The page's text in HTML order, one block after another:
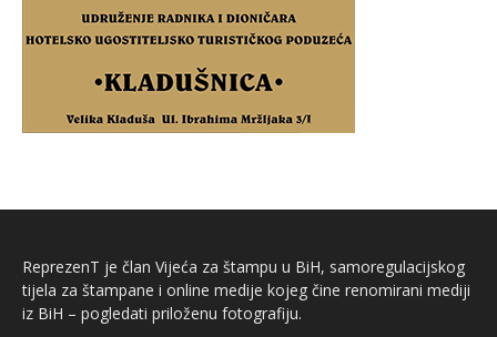
ReprezenT je član Vijeća za štampu u BiH, samoregulacijskog
tijela za štampane i online medije kojeg čine renomirani mediji
iz BiH – pogledati priloženu fotografiju.